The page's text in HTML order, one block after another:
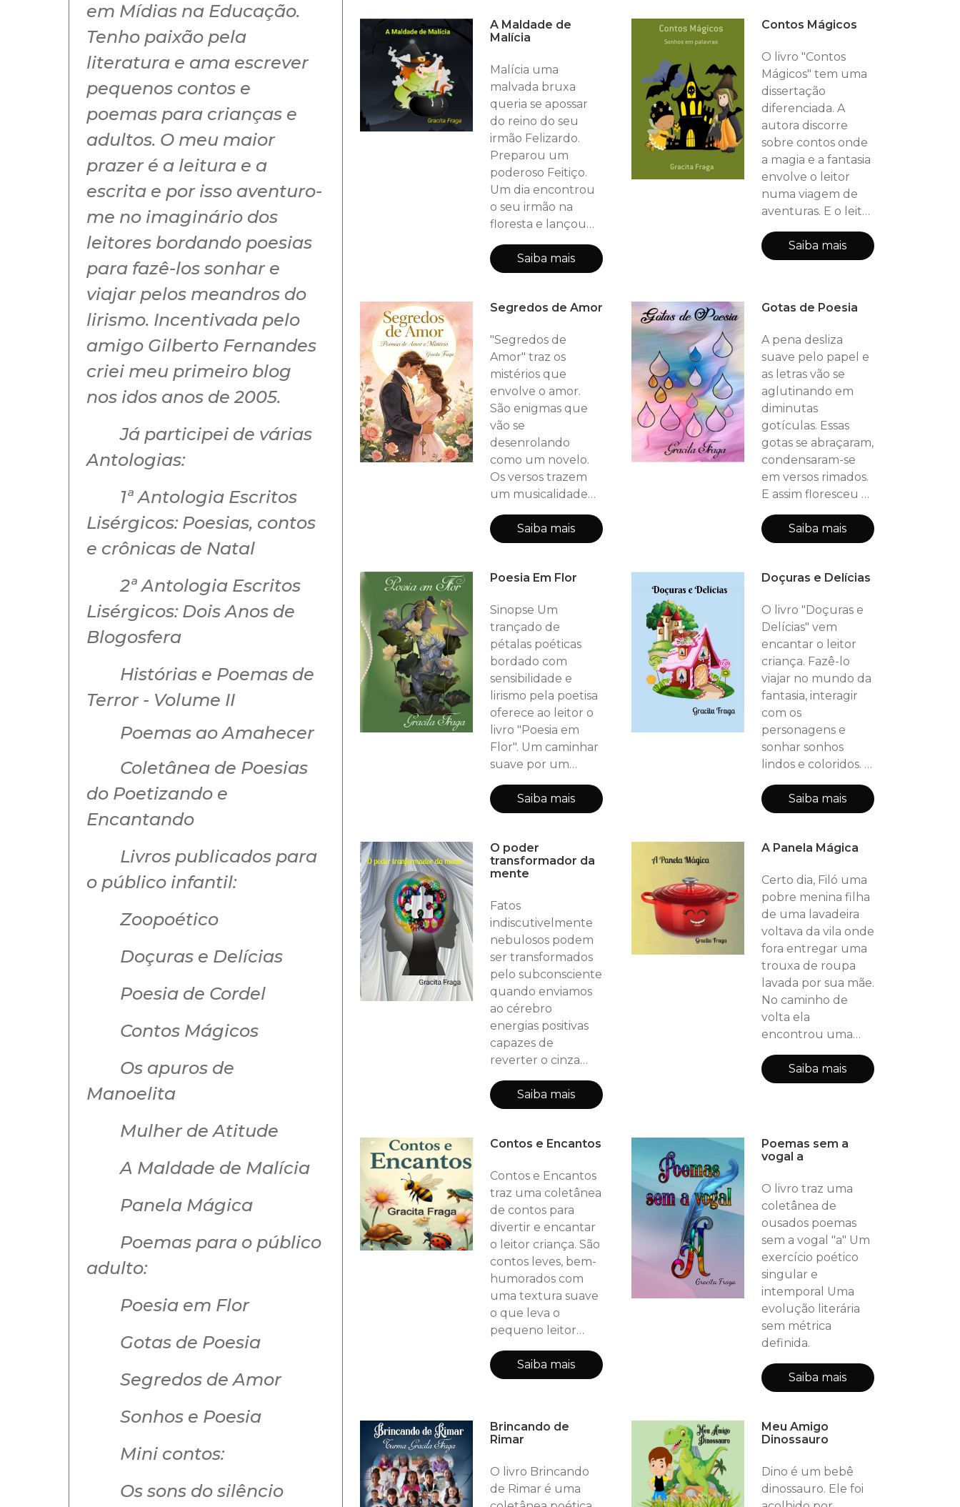
em Mídias na Educação.
Tenho paixão pela
literatura e ama escrever
pequenos contos e
poemas para crianças e
adultos. O meu maior
prazer é a leitura e a
escrita e por isso aventuro-
me no imaginário dos
leitores bordando poesias
para fazê-los sonhar e
viajar pelos meandros do
lirismo. Incentivada pelo
amigo Gilberto Fernandes
criei meu primeiro blog
nos idos anos de 2005.
Já participei de várias
Antologias:
1ª Antologia Escritos
Lisérgicos: Poesias, contos
e crônicas de Natal
2ª Antologia Escritos
Lisérgicos: Dois Anos de
Blogosfera
Histórias e Poemas de
Terror - Volume II
Poemas ao Amahecer
Coletânea de Poesias
do Poetizando e
Encantando
Livros publicados para
o público infantil:
Zoopoético
Doçuras e Delícias
Poesia de Cordel
Contos Mágicos
Os apuros de
Manoelita
Mulher de Atitude
A Maldade de Malícia
Panela Mágica
Poemas para o público
adulto:
Poesia em Flor
Gotas de Poesia
Segredos de Amor
Sonhos e Poesia
Mini contos:
Os sons do silêncio
leitor para o
peculiar poesia.
A Maldade de
Malícia
Malícia uma
malvada bruxa
queria se apossar
do reino do seu
irmão Felizardo.
Preparou um
poderoso Feitiço.
Um dia encontrou
o seu irmão na
floresta e lançou
sobre ele o seu
feitiço. E agora o
que fará Felizardo?
reino para Malicia.
Saiba mais
Contos Mágicos
O livro "Contos
Mágicos" tem uma
dissertação
diferenciada. A
autora discorre
sobre contos onde
a magia e a fantasia
envolve o leitor
numa viagem de
aventuras. E o leitor
passeia pelas
nuances da fantasia
e se permite
se co-personagem
podendo interagir
com fadas, bruxas,
reis e outros seres
deste manancial de
aventuras.
Saiba mais
Segredos de Amor
"Segredos de
Amor" traz os
mistérios que
envolve o amor.
São enigmas que
vão se
desenrolando
como um novelo.
Os versos trazem
um musicalidade
suave que encanta
o leitor. As
incógnitas da
implícitas nos
personagens
vivenciam
perpassando os
sentires que a
cumplicidade
amorosa formula
em dizeres
intensos,
apaixonantes.
Saiba mais
Gotas de Poesia
A pena desliza
suave pelo papel e
as letras vão se
aglutinando em
diminutas
gotículas. Essas
gotas se abraçaram,
condensaram-se
em versos rimados.
E assim floresceu o
livro “Gotas de
Poesia”. Nesta
coletânea poética a
poemas com fios
Expõe os sentires
do eu lírico numa
oratória
apaixonada. Os
poemas são como
um elixir balsâmico
que encontra eco
no coração do leito
Saiba mais
Poesia Em Flor
Sinopse Um
trançado de
pétalas poéticas
bordado com
sensibilidade e
lirismo pela poetisa
oferece ao leitor o
livro "Poesia em
Flor". Um caminhar
suave por um
tapete de pétalas
de poesia em
nuances distintas
texturas ímpares.
Neste bordado o
entre os canteiros
da poesia podendo
absorver os aromas
ocasionais do lirismo
leve permeado de
sensibilidade e
pétalas d
Saiba mais
Doçuras e Delícias
O livro "Doçuras e
Delícias" vem
encantar o leitor
criança. Fazê-lo
viajar no mundo da
fantasia, interagir
com os
personagens e
sonhar sonhos
lindos e coloridos. O
livro traz poemas
que vão de
encontro ao
São doçuras
sensibilidade e
magia para fazer o
leitor se deliciar
com versos de fácil
compreensão sem
infantilizar e ou
adultizar a criança.
O lúdico perpassa a
Saiba mais
O poder
transformador da
mente
Fatos
indiscutivelmente
nebulosos podem
ser transformados
pelo subconsciente
quando enviamos
ao cérebro
energias positivas
capazes de
reverter o cinza
num colorido
espetacular e
transfigurar a
luminosidade. E é
arrojada que a
autora propõe
nesta obra
mostrando-nos que
a ousadia e a
tenacidade de um
olhar atento pode
ser o elo
transformador que
emperrava o
cotidiano. Ad
Saiba mais
A Panela Mágica
Certo dia, Filó uma
pobre menina filha
de uma lavadeira
voltava da vila onde
fora entregar uma
trouxa de roupa
lavada por sua mãe.
No caminho de
volta ela
encontrou uma
panelinha
vermelha. O que
ela não sabia era
Saiba mais
Contos e Encantos
Contos e Encantos
traz uma coletânea
de contos para
divertir e encantar
o leitor criança. São
contos leves, bem-
humorados com
uma textura suave
o que leva o
pequeno leitor
para uma fantástica
viagem pelo
mundo encantado
textos têm uma
melódica que
conquista os
pequenos,
Saiba mais
Poemas sem a
vogal a
O livro traz uma
coletânea de
ousados poemas
sem a vogal "a" Um
exercício poético
singular e
intemporal Uma
evolução literária
sem métrica
definida.
Saiba mais
Brincando de
Rimar
O livro Brincando
de Rimar é uma
Meu Amigo
Dinossauro
Dino é um bebê
dinossauro. Ele foi